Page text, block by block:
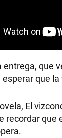
entrega, que
que
El
recordar que